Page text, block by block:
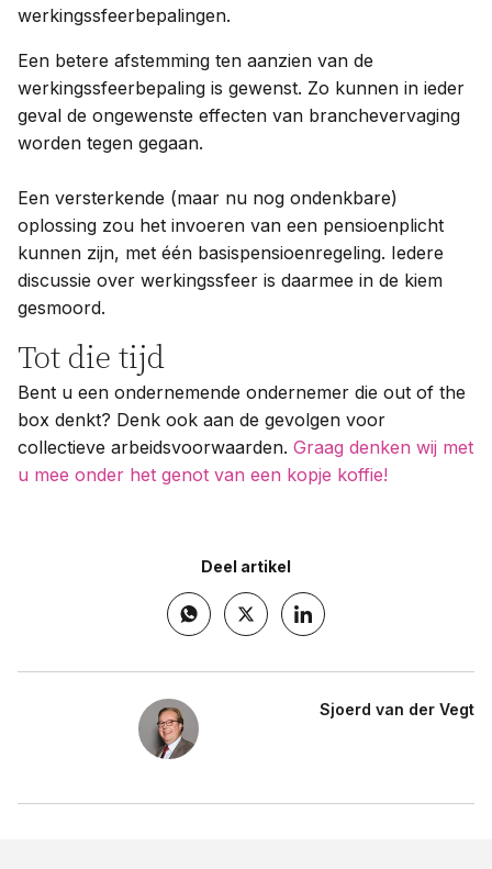
werkingssfeerbepalingen.
Een betere afstemming ten aanzien van de
werkingssfeerbepaling is gewenst. Zo kunnen in ieder
geval de ongewenste effecten van branchevervaging
worden tegen gegaan.
Een versterkende (maar nu nog ondenkbare)
oplossing zou het invoeren van een pensioenplicht
kunnen zijn, met één basispensioenregeling. Iedere
discussie over werkingssfeer is daarmee in de kiem
gesmoord.
Tot die tijd
Bent u een ondernemende ondernemer die out of the
box denkt? Denk ook aan de gevolgen voor
collectieve arbeidsvoorwaarden. Graag denken wij met
u mee onder het genot van een kopje koffie!
Deel artikel
Sjoerd van der Vegt